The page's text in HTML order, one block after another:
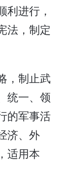
利进行，
法，制定
，制止武
统一、领
的军事活
济、外
适用本